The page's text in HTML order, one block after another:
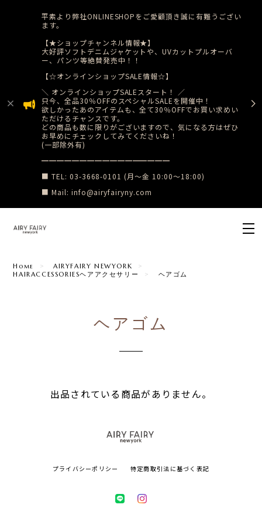
平素より弊社ONLINESHOPをご愛顧頂き誠に有難うござい
ます。
【★ショップチャンネル情報★】
大好評ソフトデニムジャケットや、UVカットプルオーバ
ー、パンツ等絶賛発売中！！
【☆オンラインショップSALE情報☆】
​＼ オンラインショップSALEスタート！ ／
只今、全品30％OFFのスペシャルSALEを開催中！
​欲しかったあのアイテムも、全て30％OFFでお買い求めい
ただけるチャンスです。
どの商品も数に限りがございますので、気になる方はぜひ
お早めにチェックしてみてくださいね！
(一部除外有)
​━━━━━━━━━━━━━━━━━
■ TEL: 03-3668-0101 (月〜金 10:00〜18:00)
■ Mail: info@airyfairyny.com
Home
AIRYFAIRY NEWYORK
HAIRACCESSORIESヘアアクセサリー
ヘアゴム
ヘアゴム
出品されている商品がありません。
プライバシーポリシー 特定商取引法に基づく表記